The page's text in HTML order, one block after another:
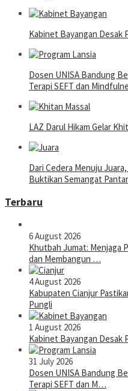
Kabinet Bayangan Desak
Dosen UNISA Bandung
Terapi SEFT dan
LAZ Darul Hikam Gelar
Dari Cedera Menuju
Buktikan Semangat
Terbaru
6 August 2026
Khutbah Jumat: Menjaga
dan Membangun …
4 August 2026
Kabupaten Cianjur
Pungli
1 August 2026
Kabinet Bayangan Desak
31 July 2026
Dosen UNISA Bandung
Terapi SEFT dan M…